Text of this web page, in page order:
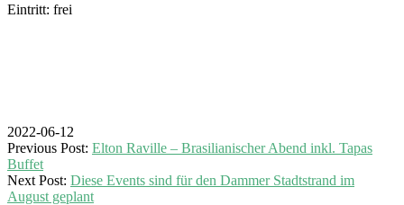
Eintritt: frei
2022-06-12
Previous Post: Elton Raville – Brasilianischer Abend inkl. Tapas
Buffet
Next Post: Diese Events sind für den Dammer Stadtstrand im
August geplant